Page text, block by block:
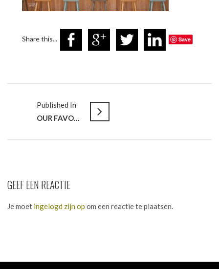
Share this... Save
Published In
OUR FAVORITE CLIENTS
GEEF EEN REACTIE
Je moet ingelogd zijn op om een reactie te plaatsen.